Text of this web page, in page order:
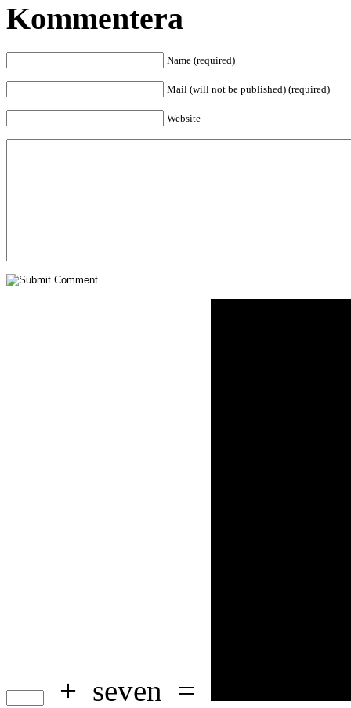
Kommentera
Name (required)
Mail (will not be published) (required)
Website
+ seven =